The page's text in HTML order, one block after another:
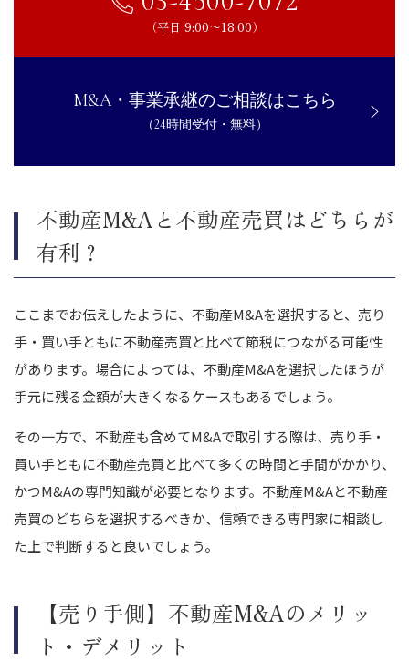
（平日 9:00〜18:00）
M&A・事業承継のご相談はこちら
（24時間受付・無料）
不動産M&Aと不動産売買はどちらが
有利？
ここまでお伝えしたように、不動産M&Aを選択すると、売り
手・買い手ともに不動産売買と比べて節税につながる可能性
があります。場合によっては、不動産M&Aを選択したほうが
手元に残る金額が大きくなるケースもあるでしょう。
その一方で、不動産も含めてM&Aで取引する際は、売り手・
買い手ともに不動産売買と比べて多くの時間と手間がかかり、
かつM&Aの専門知識が必要となります。不動産M&Aと不動産
売買のどちらを選択するべきか、信頼できる専門家に相談し
た上で判断すると良いでしょう。
【売り手側】不動産M&Aのメリッ
ト・デメリット